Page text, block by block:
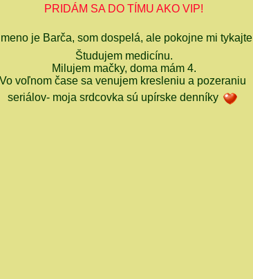
PRIDÁM SA DO TÍMU AKO VIP!
je Barča, som dospelá, ale pokojne mi tykajte
Študujem medicínu.
Milujem mačky, doma mám 4.
Vo voľnom čase sa venujem kresleniu a pozeraniu
seriálov- moja srdcovka sú upírske denníky